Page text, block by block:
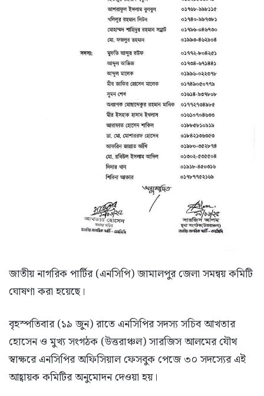
জাতীয় নাগরিক পার্টির (এনসিপি) জামালপুর জেলা সমন্বয় কমিটি
ঘোষণা করা হয়েছে।
বৃহস্পতিবার (১৯ জুন) রাতে এনসিপির সদস্য সচিব আখতার
হোসেন ও মুখ্য সংগঠক (উত্তরাঞ্চল) সারজিস আলমের যৌথ
স্বাক্ষরে এনসিপির অফিসিয়াল ফেসবুক পেজে ৩০ সদস্যের এই
আহ্বায়ক কমিটির অনুমোদন দেওয়া হয়।